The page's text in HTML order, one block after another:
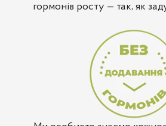
гормонів росту — так, як